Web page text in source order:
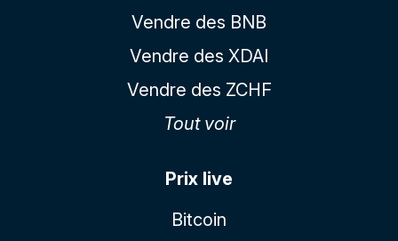
Vendre des BNB
Vendre des XDAI
Vendre des ZCHF
Tout voir
Prix live
Bitcoin